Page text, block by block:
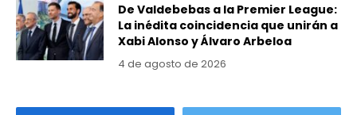
De Valdebebas a la Premier League:
La inédita coincidencia que unirán a
Xabi Alonso y Álvaro Arbeloa
4 de agosto de 2026